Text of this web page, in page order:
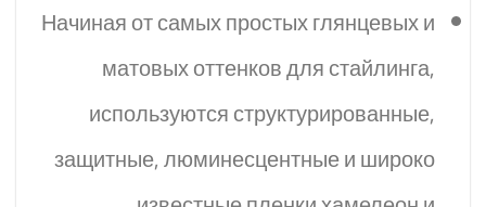
Начиная от самых простых глянцевых и
матовых оттенков для стайлинга,
используются структурированные,
защитные, люминесцентные и широко